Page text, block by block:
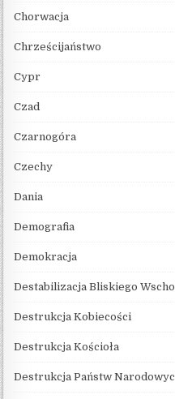
Chorwacja
Chrześcijaństwo
Cypr
Czad
Czarnogóra
Czechy
Dania
Demografia
Demokracja
Destabilizacja Bliskiego
Destrukcja Kobiecości
Destrukcja Kościoła
Destrukcja Państw